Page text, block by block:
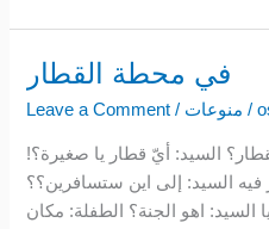
في محطة القطار
Leave a Comment / منوعات /
السيد: أيّ قطار يا صغيرة؟!
فيه السيد: إلى اين ستسافرين؟؟
السيد: اهو الجنة؟ الطفلة: مكان